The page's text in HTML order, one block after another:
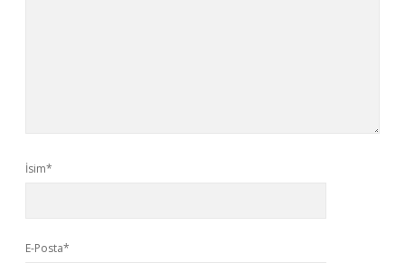
İsim*
E-Posta*